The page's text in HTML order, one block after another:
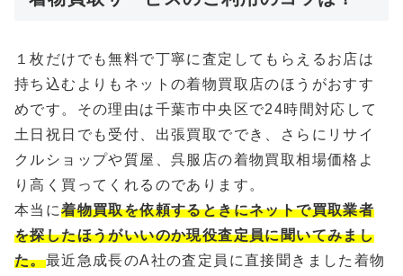
１枚だけでも無料で丁寧に査定してもらえるお店は
持ち込むよりもネットの着物買取店のほうがおすす
めです。その理由は千葉市中央区で24時間対応して
土日祝日でも受付、出張買取ででき、さらにリサイ
クルショップや質屋、呉服店の着物買取相場価格よ
り高く買ってくれるのであります。
本当に着物買取を依頼するときにネットで買取業者
を探したほうがいいのか現役査定員に聞いてみまし
た。最近急成長のA社の査定員に直接聞きました着物